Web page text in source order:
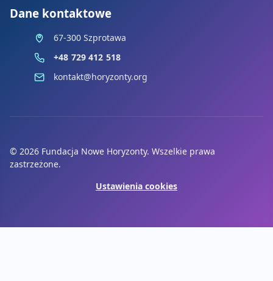
Dane kontaktowe
67-300 Szprotawa
+48 729 412 518
kontakt@horyzonty.org
© 2026 Fundacja Nowe Horyzonty. Wszelkie prawa
zastrzeżone.
Ustawienia cookies